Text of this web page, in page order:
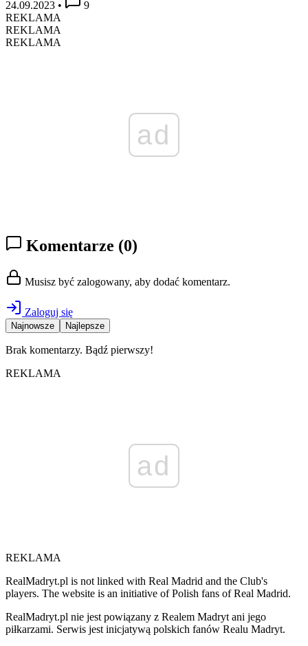
24.09.2023 •
9
REKLAMA
REKLAMA
REKLAMA
ad
Komentarze (0)
Musisz być zalogowany, aby dodać komentarz.
Zaloguj się
Najnowsze Najlepsze
Brak komentarzy. Bądź pierwszy!
REKLAMA
ad
REKLAMA
RealMadryt.pl is not linked with Real Madrid and the Club's
players. The website is an initiative of Polish fans of Real Madrid.
RealMadryt.pl nie jest powiązany z Realem Madryt ani jego
piłkarzami. Serwis jest inicjatywą polskich fanów Realu Madryt.